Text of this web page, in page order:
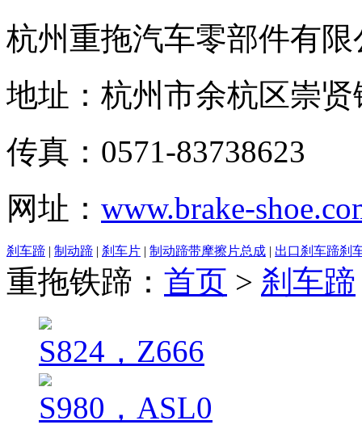
杭州重拖汽车零部件有限
地址：杭州市余杭区崇
传真：0571-83738623
网址： www.brake-
刹车蹄 | 制动蹄 | 刹车片 | 制动蹄带摩擦片总成 | 出口刹车蹄刹
重拖铁蹄： 首页 > 刹车蹄
S824，Z666
S980，ASL0